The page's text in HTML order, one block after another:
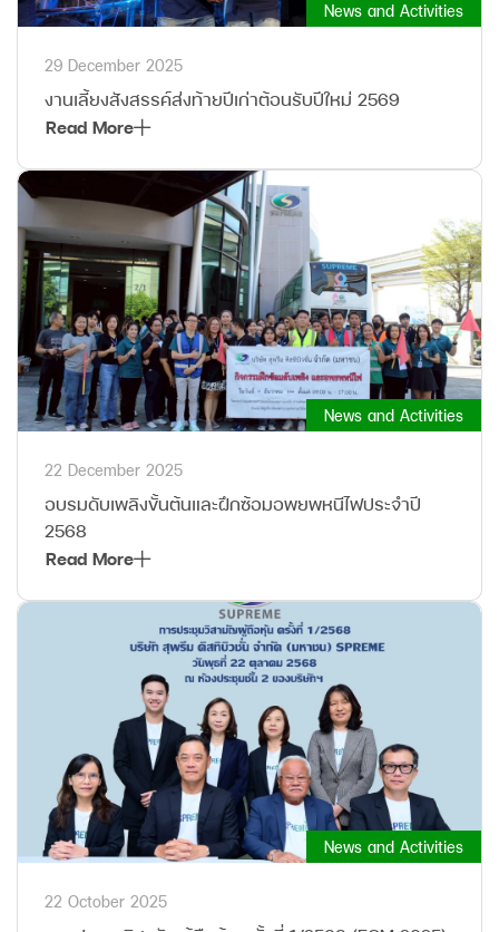
News and Activities
29 December 2025
งานเลี้ยงสังสรรค์ส่งท้ายปีเก่าต้อนรับปีใหม่ 2569
Read More
News and Activities
22 December 2025
อบรมดับเพลิงขั้นต้นและฝึกซ้อมอพยพหนีไฟประจำปี
2568
Read More
News and Activities
22 October 2025